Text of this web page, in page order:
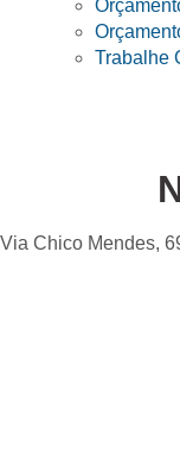
Trabalhe
Via Chico Mendes,